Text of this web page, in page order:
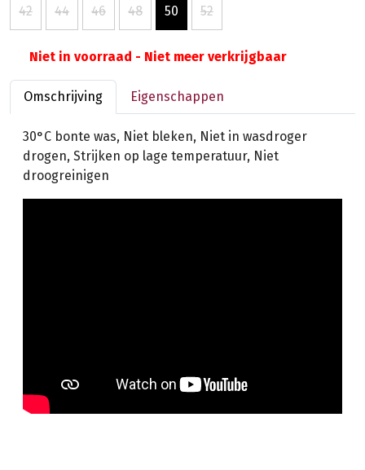
42 44 46 48 50 52
Niet in voorraad - Niet meer verkrijgbaar
Omschrijving Eigenschappen
30°C bonte was, Niet bleken, Niet in wasdroger
drogen, Strijken op lage temperatuur, Niet
droogreinigen